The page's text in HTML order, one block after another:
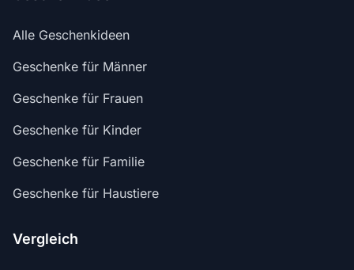
Alle Geschenkideen
Geschenke für Männer
Geschenke für Frauen
Geschenke für Kinder
Geschenke für Familie
Geschenke für Haustiere
Vergleich